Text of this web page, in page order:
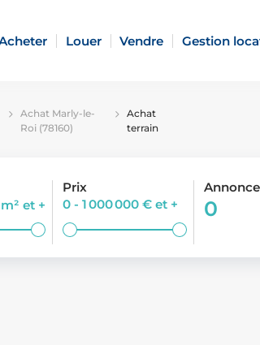
Louer Vendre Gestion
Achat Marly-le-
Roi (78160)
Achat
terrain
m²et +
Prix
0 - 1 000 000 €et + 0